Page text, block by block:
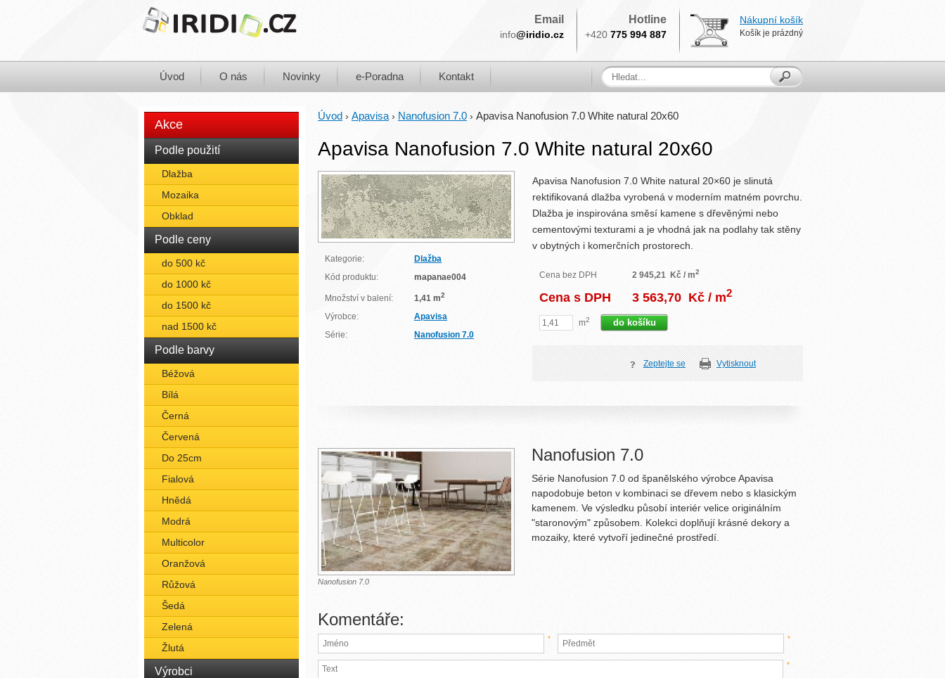
Email
info@iridio.cz
Hotline
+420 775 994 887
Nákupní košík
Košík je prázdný
Úvod O nás Novinky e-Poradna Kontakt
Akce
Podle použití
Dlažba
Mozaika
Obklad
Podle ceny
do 500 kč
do 1000 kč
do 1500 kč
nad 1500 kč
Podle barvy
Béžová
Bílá
Černá
Červená
Do 25cm
Fialová
Hnědá
Modrá
Multicolor
Oranžová
Růžová
Šedá
Zelená
Žlutá
Výrobci
Úvod › Apavisa › Nanofusion 7.0 › Apavisa Nanofusion 7.0 White natural 20x60
Apavisa Nanofusion 7.0 White natural 20x60
Kategorie:
Dlažba
Kód produktu:
mapanae004
Množství v balení: 1,41 m2
Výrobce:
Apavisa
Série:
Nanofusion 7.0
Apavisa Nanofusion 7.0 White natural 20×60 je slinutá
rektifikovaná dlažba vyrobená v moderním matném povrchu.
Dlažba je inspirována směsí kamene s dřevěnými nebo
cementovými texturami a je vhodná jak na podlahy tak stěny
v obytných i komerčních prostorech.
Cena bez DPH 2 945,21 Kč / m2
Cena s DPH 3 563,70 Kč / m2
m2
Zeptejte se Vytisknout
Nanofusion 7.0
Nanofusion 7.0
Série Nanofusion 7.0 od španělského výrobce Apavisa
napodobuje beton v kombinaci se dřevem nebo s klasickým
kamenem. Ve výsledku působí interiér velice originálním
"staronovým" způsobem. Kolekci doplňují krásné dekory a
mozaiky, které vytvoří jedinečné prostředí.
Komentáře:
* *
*